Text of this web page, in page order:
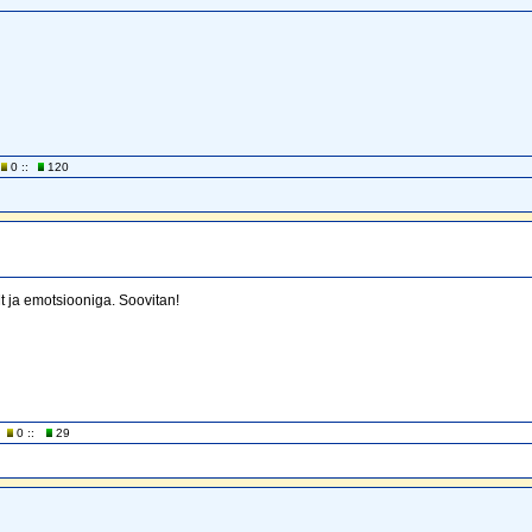
0 :: 120
ja emotsiooniga. Soovitan!
0 :: 29